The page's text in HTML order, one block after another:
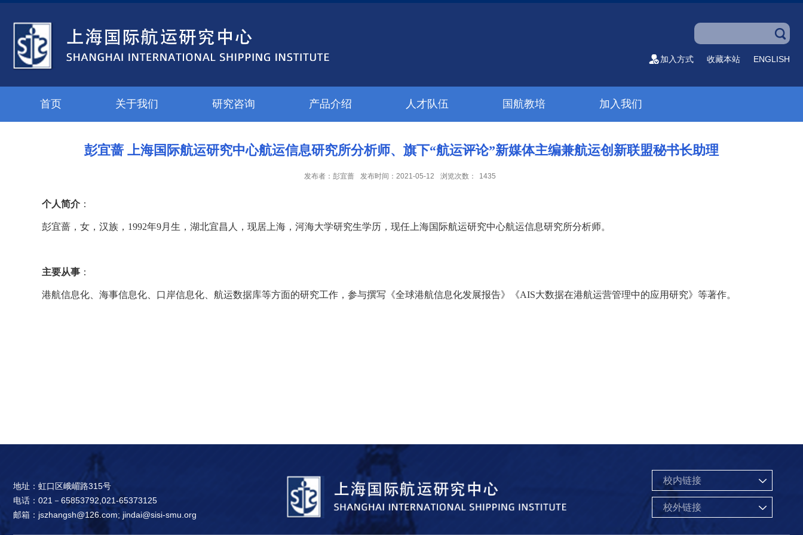
加入方式 收藏本站 ENGLISH
首页 关于我们 研究咨询 产品介绍 人才队伍 国航教培 加入我们
彭宜蔷 上海国际航运研究中心航运信息研究所分析师、旗下“航运评论”新媒体主编兼航运创新联盟秘书长助理
发布者：彭宜蔷 发布时间：2021-05-12 浏览次数： 1435
个人简介 ：
彭宜蔷，女，汉族，1992年9月生，湖北宜昌人，现居上海，河海大学研究生学历，现任上海国际航运研究中心航运信息研究所分析师。
主要从事 ：
港航信息化、海事信息化、口岸信息化、航运数据库等方面的研究工作，参与撰写《全球港航信息化发展报告》《AIS大数据在港航运营管理中的应用研究》等著作。
地址：虹口区峨嵋路315号
电话：021－65853792,021-65373125
邮箱：jszhangsh@126.com; jindai@sisi-smu.org
校内链接
校外链接